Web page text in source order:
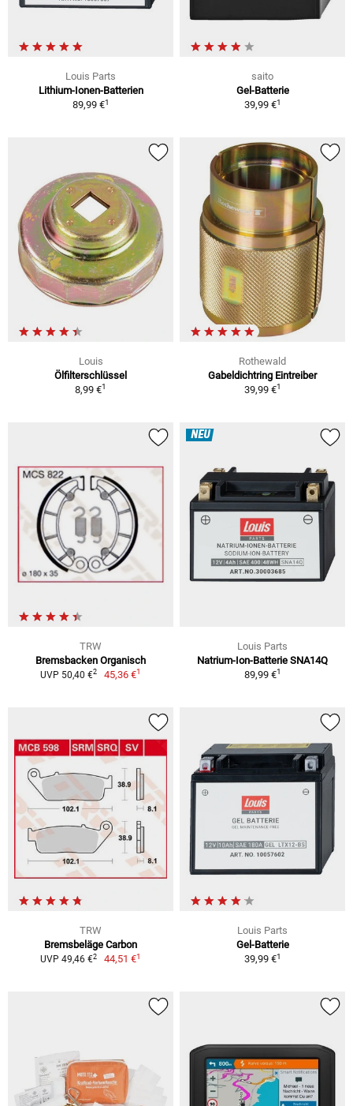
Louis Parts
Lithium-Ionen-Batterien
89,99 €1
saito
Gel-Batterie
39,99 €1
Louis
Ölfilterschlüssel
8,99 €1
Rothewald
Gabeldichtring Eintreiber
39,99 €1
TRW
Bremsbacken Organisch
UVP 50,40 €2 45,36 €1
NEU
Louis Parts
Natrium-Ion-Batterie SNA14Q
89,99 €1
TRW
Bremsbeläge Carbon
UVP 49,46 €2 44,51 €1
Louis Parts
Gel-Batterie
39,99 €1